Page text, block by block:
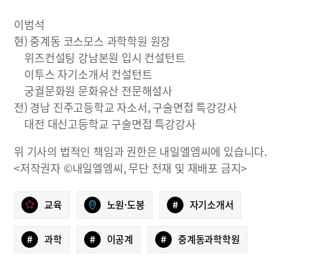
이범석
현) 중계동 코스모스 과학학원 원장
위즈컨설팅 강남본원 입시 컨설턴트
이투스 자기소개서 컨설턴트
궁궐문화원 문화유산 전문해설사
전) 경남 진주고등학교 자소서, 구술면접 특강강사
대전 대신고등학교 구술면접 특강강사
위 기사의 법적인 책임과 권한은 내일엘엠씨에 있습니다.
<저작권자 ©내일엘엠씨, 무단 전재 및 재배포 금지>
교육 노원·도봉 # 자기소개서
# 과학 # 이공계 # 중계동과학학원